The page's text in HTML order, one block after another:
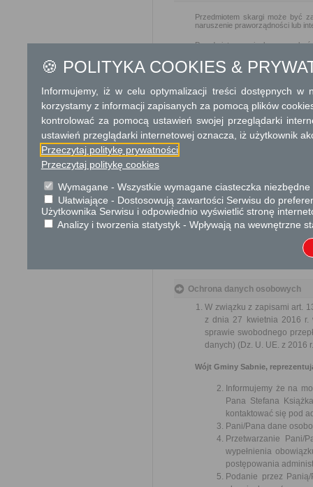
Przedmiotem skargi może być
naruszenie praworządności lub
Przedmiotem wniosku mogą
Organ właściwy dla załatwienia
Informacje dodatkowe
Dopisanie do rejestru wyborców
Decyzja o wpisaniu do rejestru
określonym adresem. To do
Ustawa z dnia 14
Ustawa z dnia 5
Rozporządzenie
Rozporządzenie
rozporządzenie w
państwom
Ochrona danych osobowych
W związku z zapisami art.
z dnia 27 kwietnia 2016 r.
sprawie swobodnego
danych) (Dz. U. UE. z 2016
Wójt Gminy Sabnie,
Informujemy że na
Pana Stefana
kontaktować się pod
Pani/Pana dane
Przetwarzanie
wypełnienia
postępowania
Podanie przez
🍪 POLITYKA COOKIES &
Informujemy, iż w celu optymalizacji treści dostępnych w
korzystamy z informacji zapisanych za pomocą plików
kontrolować za pomocą ustawień swojej przeglądarki
ustawień przeglądarki internetowej oznacza, iż użytkownik
Przeczytaj politykę prywatności
Przeczytaj politykę cookies
Wymagane - Wszystkie wymagane ciasteczka
Ułatwiające - Dostosowują zawartości Serwisu do
Użytkownika Serwisu i odpowiednio wyświetlić stronę
Analizy i tworzenia statystyk - Wpływają na wewnętrzne